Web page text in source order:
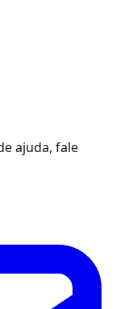
ajuda, fale